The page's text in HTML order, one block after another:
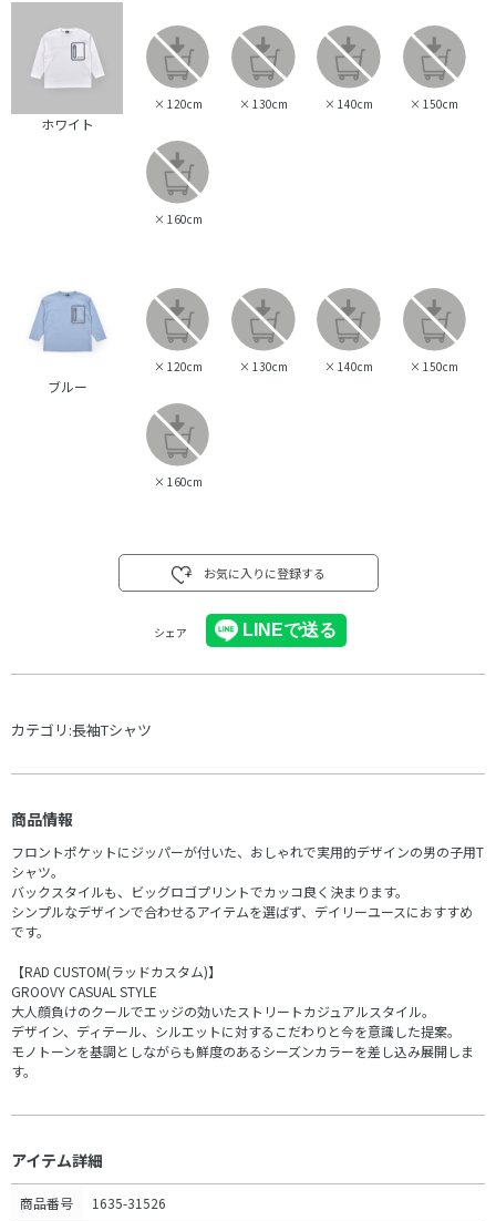
ホワイト
× 120cm × 130cm × 140cm × 150cm
× 160cm
ブルー
× 120cm × 130cm × 140cm × 150cm
× 160cm
お気に入りに登録する
シェア
カテゴリ:長袖Tシャツ
商品情報
フロントポケットにジッパーが付いた、おしゃれで実用的デザインの男の子用T
シャツ。
バックスタイルも、ビッグロゴプリントでカッコ良く決まります。
シンプルなデザインで合わせるアイテムを選ばず、デイリーユースにおすすめ
です。
【RAD CUSTOM(ラッドカスタム)】
GROOVY CASUAL STYLE
大人顔負けのクールでエッジの効いたストリートカジュアルスタイル。
デザイン、ディテール、シルエットに対するこだわりと今を意識した提案。
モノトーンを基調としながらも鮮度のあるシーズンカラーを差し込み展開しま
す。
アイテム詳細
商品番号 1635-31526